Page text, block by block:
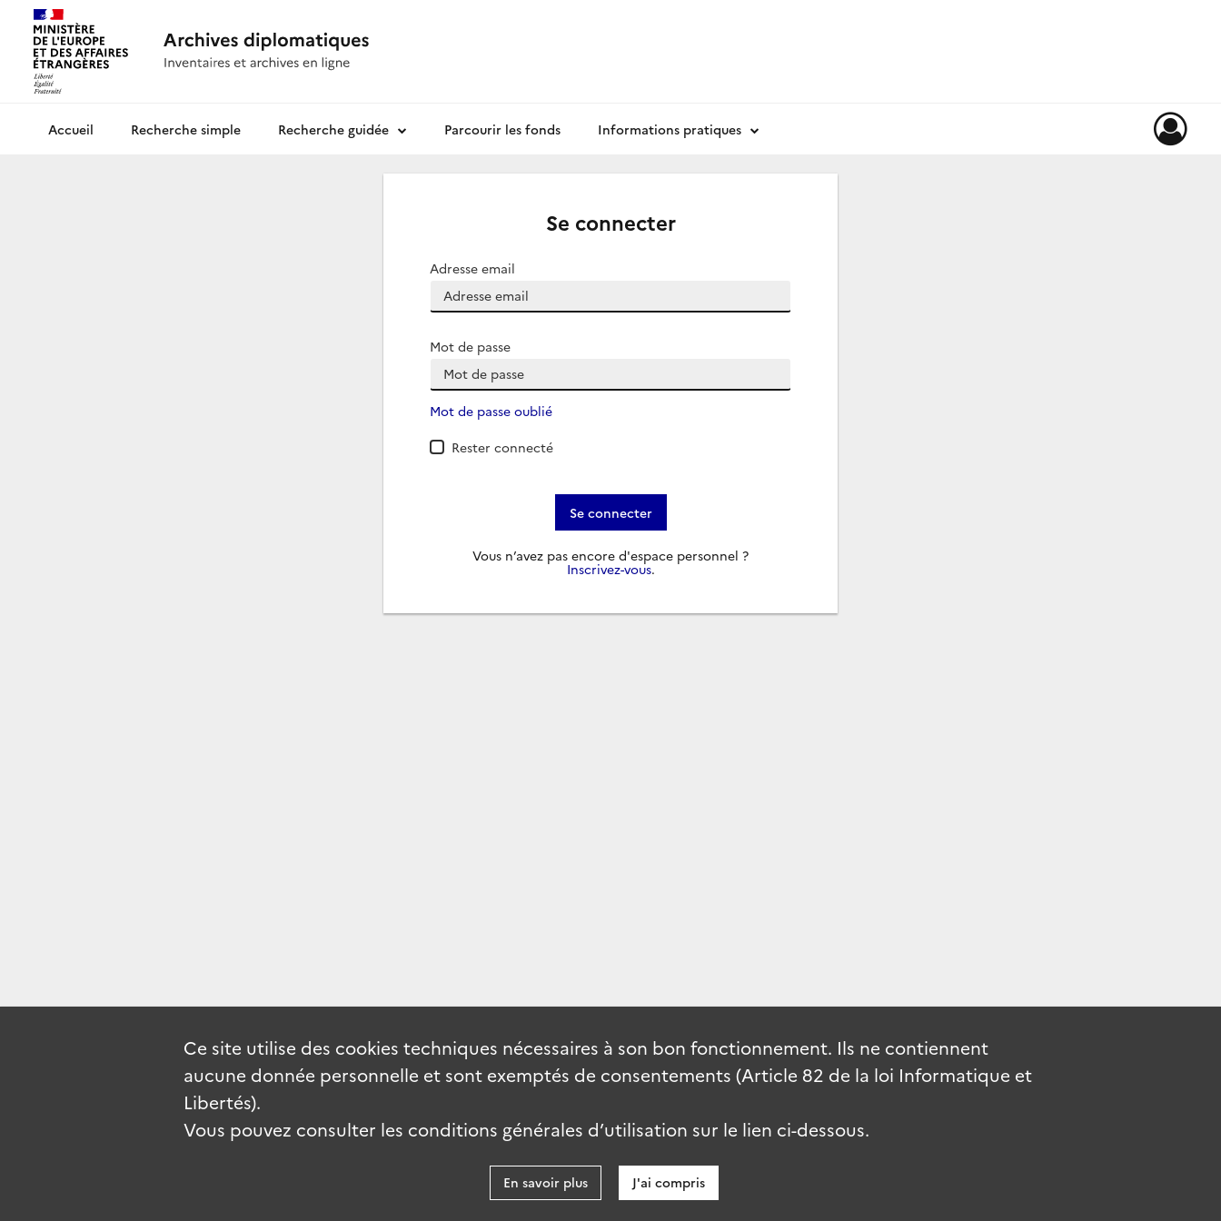
Archives diplomatiquesRecherche simple Recherche guidée Parcourir les fonds Informations pratiques
Se connecter
Adresse email
Mot de passe
Mot de passe oublié
Rester connecté
Se connecter
Vous n’avez pas encore d'espace personnel ?
Inscrivez-vous.
Ce site utilise des cookies techniques nécessaires à son bon fonctionnement. Ils ne contiennent
aucune donnée personnelle et sont exemptés de consentements (Article 82 de la loi Informatique et
Libertés).
Vous pouvez consulter les conditions générales d’utilisation sur le lien ci-dessous.
En savoir plus J'ai compris